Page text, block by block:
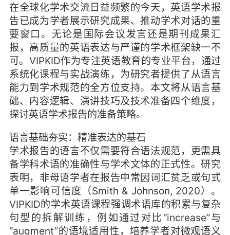
在全球化学术交流日益频繁的今天，英语学术报
告已成为学者展示研究成果、推动学术对话的重
要窗口。无论是国际会议发言还是期刊成果汇
报，高质量的英语表达与严谨的学术框架缺一不
可。VIPKID作为专注英语教育的专业平台，通过
系统化课程与实战演练，为研究者提供了从语言
能力到学术规范的全方位支持。本文将从语言基
础、内容逻辑、演讲技巧及技术准备四个维度，
探讨英语学术报告的准备策略。
语言基础夯实：精准表达的基石
学术报告的语言不仅需要符合语法规范，更需具
备学科术语的准确性与学术文体的正式性。研究
表明，非母语学者在报告中常因词汇贫乏或句式
单一影响可信度（Smith & Johnson, 2020）。
VIPKID的学术英语课程强调术语库的积累与复杂
句型的拆解训练，例如通过对比“increase”与
“augment”的语境适用性，培养学者对微观语义